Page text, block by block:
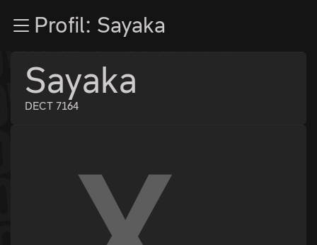
Zum InhaltProfil: Sayaka
Sayaka
DECT 7164